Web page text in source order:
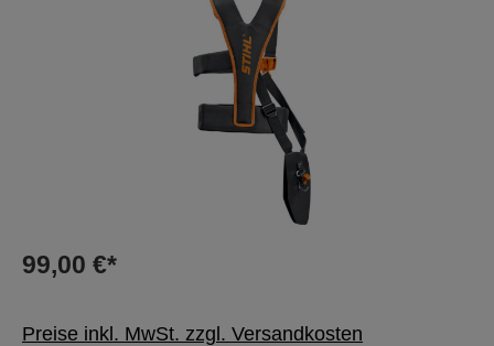
99,00 €*
Preise inkl. MwSt. zzgl. Versandkosten